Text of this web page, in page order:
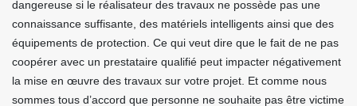
dangereuse si le réalisateur des travaux ne possède pas une
connaissance suffisante, des matériels intelligents ainsi que des
équipements de protection. Ce qui veut dire que le fait de ne pas
coopérer avec un prestataire qualifié peut impacter négativement
la mise en œuvre des travaux sur votre projet. Et comme nous
sommes tous d’accord que personne ne souhaite pas être victime